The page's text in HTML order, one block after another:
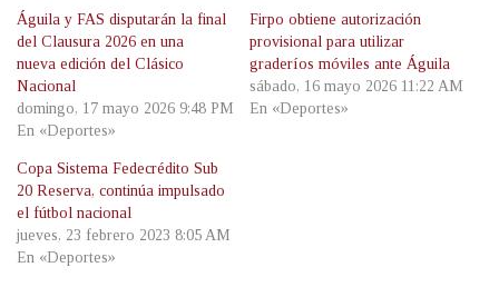
Águila y FAS disputarán la final
del Clausura 2026 en una
nueva edición del Clásico
Nacional
domingo, 17 mayo 2026 9:48 PM
En «Deportes»
Firpo obtiene autorización
provisional para utilizar
graderíos móviles ante Águila
sábado, 16 mayo 2026 11:22 AM
En «Deportes»
Copa Sistema Fedecrédito Sub
20 Reserva, continúa impulsado
el fútbol nacional
jueves, 23 febrero 2023 8:05 AM
En «Deportes»